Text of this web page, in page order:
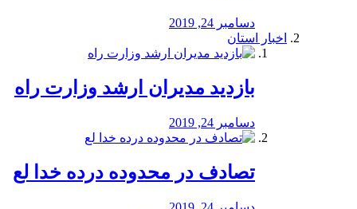
دسامبر 24, 2019
اخبار استان
بازدید مدیران ارشد وزارت راه
دسامبر 24, 2019
تصادف در محدوده درده خدا لع